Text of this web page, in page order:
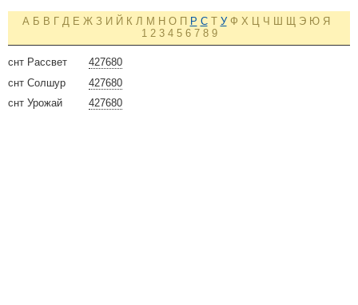
А Б В Г Д Е Ж З И Й К Л М Н О П Р С Т У Ф Х Ч Э Ю Я
1 2 3 4 5 6 7 8 9
427680
снт Рассвет
427680
снт Солшур
427680
снт Урожай